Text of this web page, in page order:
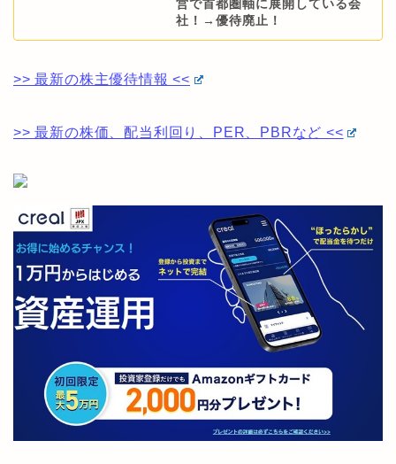
営で首都圏軸に展開している会
社！→優待廃止！
>> 最新の株主優待情報 <<
>> 最新の株価、配当利回り、PER、PBRなど <<